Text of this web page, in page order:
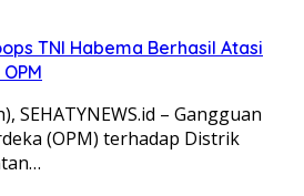
TNI Habema Berhasil Atasi
SEHATYNEWS.id – Gangguan
(OPM) terhadap Distrik